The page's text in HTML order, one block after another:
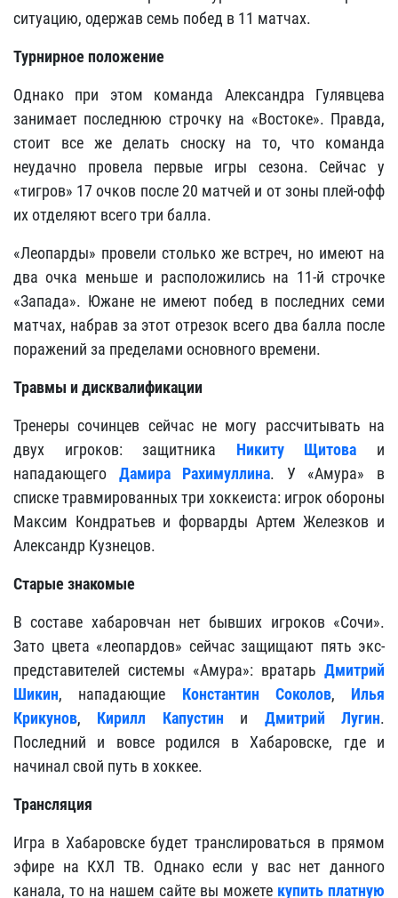
ситуацию, одержав семь побед в 11 матчах.
Турнирное положение
Однако при этом команда Александра Гулявцева
занимает последнюю строчку на «Востоке». Правда,
стоит все же делать сноску на то, что команда
неудачно провела первые игры сезона. Сейчас у
«тигров» 17 очков после 20 матчей и от зоны плей-офф
их отделяют всего три балла.
«Леопарды» провели столько же встреч, но имеют на
два очка меньше и расположились на 11-й строчке
«Запада». Южане не имеют побед в последних семи
матчах, набрав за этот отрезок всего два балла после
поражений за пределами основного времени.
Травмы и дисквалификации
Тренеры сочинцев сейчас не могу рассчитывать на
двух игроков: защитника Никиту Щитова и
нападающего Дамира Рахимуллина. У «Амура» в
списке травмированных три хоккеиста: игрок обороны
Максим Кондратьев и форварды Артем Железков и
Александр Кузнецов.
Старые знакомые
В составе хабаровчан нет бывших игроков «Сочи».
Зато цвета «леопардов» сейчас защищают пять экс-
представителей системы «Амура»: вратарь Дмитрий
Шикин, нападающие Константин Соколов, Илья
Крикунов, Кирилл Капустин и Дмитрий Лугин.
Последний и вовсе родился в Хабаровске, где и
начинал свой путь в хоккее.
Трансляция
Игра в Хабаровске будет транслироваться в прямом
эфире на КХЛ ТВ. Однако если у вас нет данного
канала, то на нашем сайте вы можете купить платную